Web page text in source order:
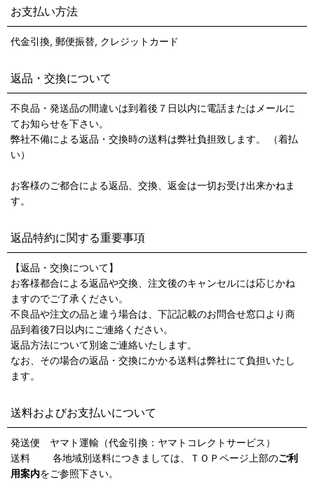
お支払い方法
代金引換, 郵便振替, クレジットカード
返品・交換について
不良品・発送品の間違いは到着後７日以内に電話またはメールに
てお知らせを下さい。
弊社不備による返品・交換時の送料は弊社負担致します。 （着払
い）
お客様のご都合による返品、交換、返金は一切お受け出来かねま
す。
返品特約に関する重要事項
【返品・交換について】
お客様都合による返品や交換、注文後のキャンセルには応じかね
ますのでご了承ください。
不良品や注文の品と違う場合は、下記記載のお問合せ窓口より商
品到着後7日以内にご連絡ください。
返品方法について別途ご連絡いたします。
なお、その場合の返品・交換にかかる送料は弊社にて負担いたし
ます。
送料およびお支払いについて
発送便 ヤマト運輸（代金引換：ヤマトコレクトサービス）
送料 各地域別送料につきましては、ＴＯＰページ上部のご利
用案内をご参照下さい。